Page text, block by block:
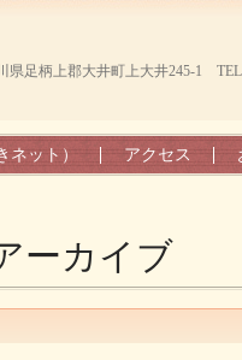
県足柄上郡大井町上大井245-1
ネット） アクセス
ーカイブ